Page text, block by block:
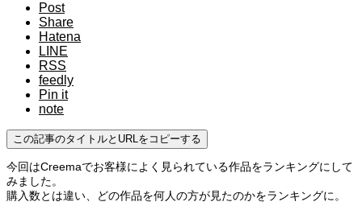
Post
Share
Hatena
LINE
RSS
feedly
Pin it
note
この記事のタイトルとURLをコピーする
今回はCreemaでお客様によく見られている作品をランキングにして
みました。
購入数とは違い、どの作品を何人の方が見たのかをランキングに。